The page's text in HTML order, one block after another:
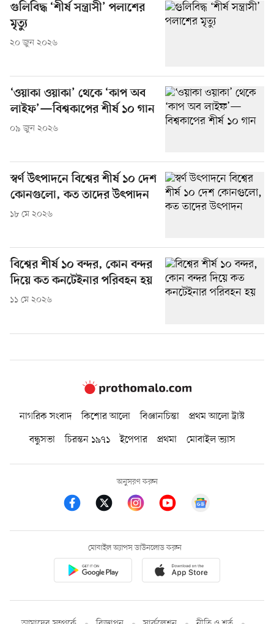
গুলিবিদ্ধ ‘শীর্ষ সন্ত্রাসী’ পলাশের
মৃত্যু
২০ জুন ২০২৬
‘ওয়াকা ওয়াকা’ থেকে ‘কাপ অব
লাইফ’—বিশ্বকাপের শীর্ষ ১০ গান
০৯ জুন ২০২৬
স্বর্ণ উৎপাদনে বিশ্বের শীর্ষ ১০ দেশ
কোনগুলো, কত তাদের উৎপাদন
১৮ মে ২০২৬
বিশ্বের শীর্ষ ১০ বন্দর, কোন বন্দর
দিয়ে কত কনটেইনার পরিবহন হয়
১১ মে ২০২৬
নাগরিক সংবাদ কিশোর আলো বিজ্ঞানচিন্তা
প্রথম আলো ট্রাস্ট
বন্ধুসভা
চিরন্তন ১৯৭১ ইপেপার প্রথমা মোবাইল ভ্যাস
অনুসরণ করুন
মোবাইল অ্যাপস ডাউনলোড করুন